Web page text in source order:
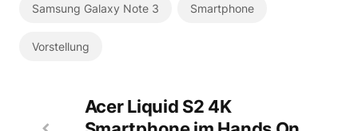
Samsung Galaxy Note 3 Smartphone
Vorstellung
Acer Liquid S2 4K